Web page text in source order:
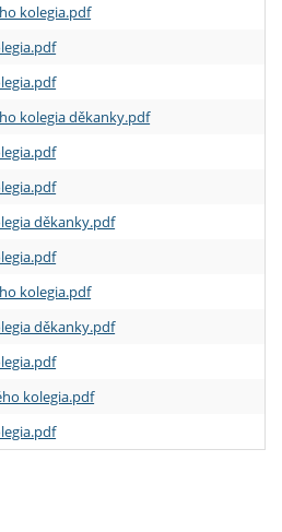
kolegia.pdf
kolegia děkanky.pdf
děkanky.pdf
kolegia.pdf
děkanky.pdf
kolegia.pdf